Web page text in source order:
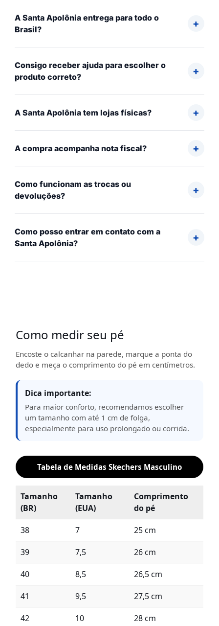
A Santa Apolônia entrega para todo o
Brasil?
Consigo receber ajuda para escolher o
produto correto?
A Santa Apolônia tem lojas físicas?
A compra acompanha nota fiscal?
Como funcionam as trocas ou
devoluções?
Como posso entrar em contato com a
Santa Apolônia?
Como medir seu pé
Encoste o calcanhar na parede, marque a ponta do
dedo e meça o comprimento do pé em centímetros.
Dica importante:
Para maior conforto, recomendamos escolher
um tamanho com até 1 cm de folga,
especialmente para uso prolongado ou corrida.
Tabela de Medidas Skechers Masculino
Tamanho
(BR)
Tamanho
(EUA)
Comprimento
do pé
38 7 25 cm
39 7,5 26 cm
40 8,5 26,5 cm
41 9,5 27,5 cm
42 10 28 cm